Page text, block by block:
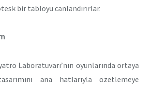
bir tabloyu canlandırırlar.
Laboratuvarı’nın oyunlarında ortaya
ana hatlarıyla özetlemeye